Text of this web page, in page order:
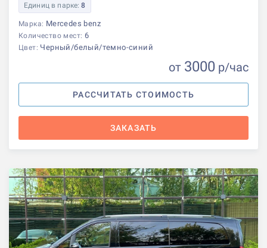
Единиц в парке:8
Марка: Mercedes benz
Количество мест: 6
Цвет: Черный/белый/темно-синий
от 3000 р/час
РАССЧИТАТЬ СТОИМОСТЬ
ЗАКАЗАТЬ